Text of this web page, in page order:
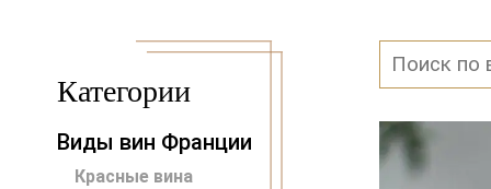
Почему стоит заказать вино
Это олицетворение элегантности и качества
элегантный вкус в сочетании с разнообразием
Категории
Виды вин Франции
Красные вина